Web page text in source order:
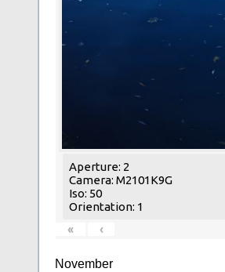
Aperture: 2
Camera: M2101K9G
Iso: 50
Orientation: 1
«
‹
November